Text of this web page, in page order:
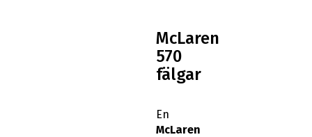
McLaren
570
fälgar
En
McLaren